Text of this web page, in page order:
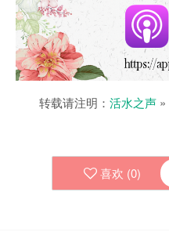
转载请注明： 活水之声 »
喜欢 (0)